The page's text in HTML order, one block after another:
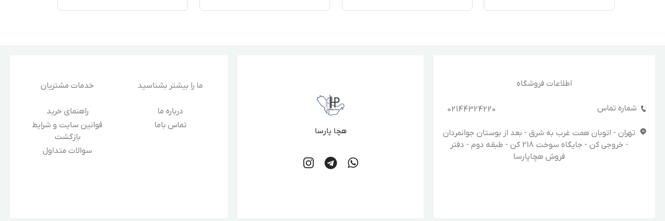
اطلاعات فروشگاه
شماره تماس 02144324220
تهران - اتوبان همت غرب به شرق - بعد از بوستان جوانمردان
- خروجی کن - جایگاه سوخت 218 کن - طبقه دوم - دفتر
فروش هچاپارسا
هچا پارسا
ما را بیشتر بشناسید
درباره‌ ما
تماس باما
خدمات مشتریان
راهنمای خرید
قوانین سایت و شرایط
بازگشت
سوالات متداول